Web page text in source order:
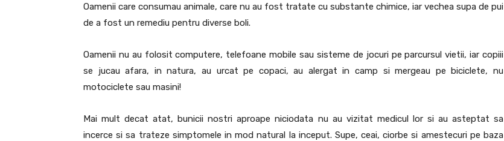
Oamenii care consumau animale, care nu au fost tratate cu substante chimice, iar vechea supa de pui
de a fost un remediu pentru diverse boli.
Oamenii nu au folosit computere, telefoane mobile sau sisteme de jocuri pe parcursul vietii, iar copiii
se jucau afara, in natura, au urcat pe copaci, au alergat in camp si mergeau pe biciclete, nu
motociclete sau masini!
Mai mult decat atat, bunicii nostri aproape niciodata nu au vizitat medicul lor si au asteptat sa
incerce si sa trateze simptomele in mod natural la inceput. Supe, ceai, ciorbe si amestecuri pe baza